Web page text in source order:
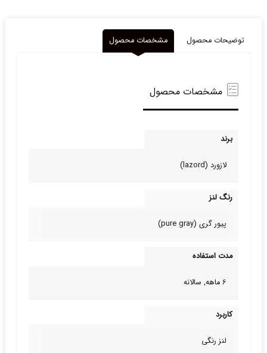
توضیحات محصول مشخصات محصول
مشخصات محصول
برند
لازورد (lazord)
رنگ لنز
پیور گری (pure gray)
مدت استفاده
6 ماهه, سالانه
کاربرد
لنز رنگی